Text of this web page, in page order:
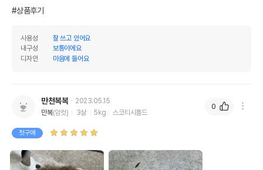
#상품후기
사용성
잘 쓰고 있어요
내구성
보통이에요
디자인
마음에 들어요
만천복복
2023.05.15
만복(암컷) 3살 5kg 스코티시폴드
첫구매
0